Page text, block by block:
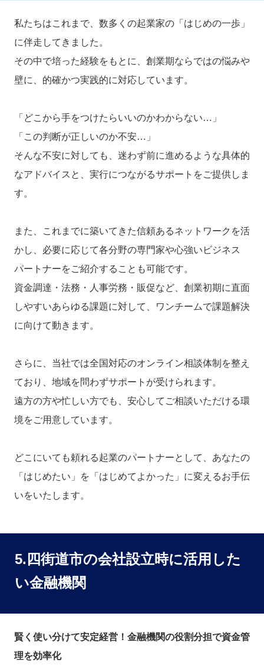
私たちはこれまで、数多くの起業家の「はじめの一歩」
に伴走してきました。
その中で培った経験をもとに、創業期ならではの悩みや
壁に、的確かつ実践的に対応しています。
「どこから手をつけたらいいのかわからない…」
「この判断が正しいのか不安…」
そんな不安に対しても、迷わず前に進めるような具体的
なアドバイスと、実行につながるサポートをご提供しま
す。
また、これまでに築いてきた信頼あるネットワークを活
かし、必要に応じて各分野の専門家や心強いビジネス
パートナーをご紹介することも可能です。
資金調達・法務・人事労務・販促など、創業初期に直面
しやすいあらゆる課題に対して、ワンチームで課題解決
に向けて動きます。
さらに、当社では全国対応のオンライン相談体制を整え
ており、地域を問わずサポートが受けられます。
遠方の方や忙しい方でも、安心してご相談いただける環
境をご用意しています。
どこにいても頼れる起業のパートナーとして、あなたの
「はじめたい」を「はじめてよかった」に変えるお手伝
いをいたします。
5.四街道市の会社設立時に活用した
い金融機関
賢く使い分けて安定経営！金融機関の役割分担で資金管
理を効率化